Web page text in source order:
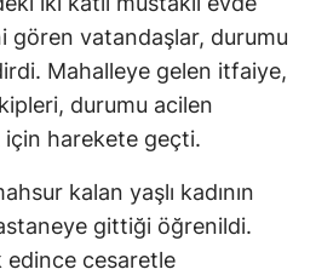
gören vatandaşlar, durumu
Mahalleye gelen itfaiye,
durumu acilen
için harekete geçti.
kalan yaşlı kadının
gittiği öğrenildi.
edince cesaretle